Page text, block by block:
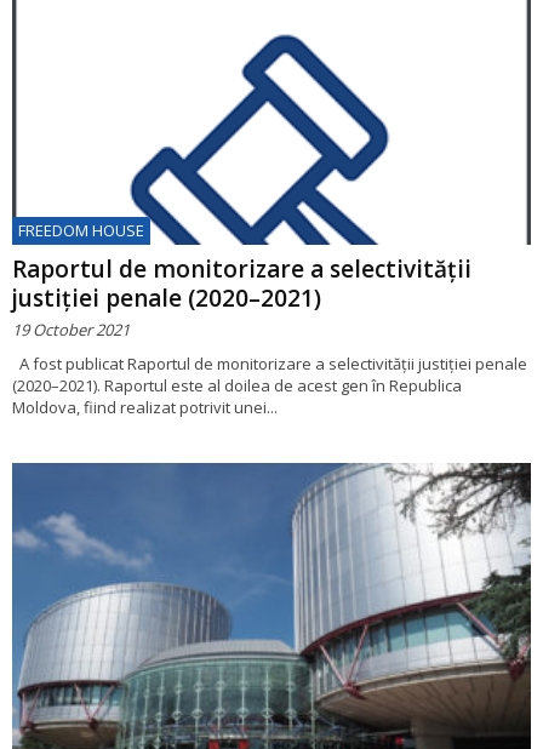
FREEDOM HOUSE
Raportul de monitorizare a selectivității
justiției penale (2020–2021)
19 October 2021
A fost publicat Raportul de monitorizare a selectivității justiției penale
(2020–2021). Raportul este al doilea de acest gen în Republica
Moldova, fiind realizat potrivit unei...